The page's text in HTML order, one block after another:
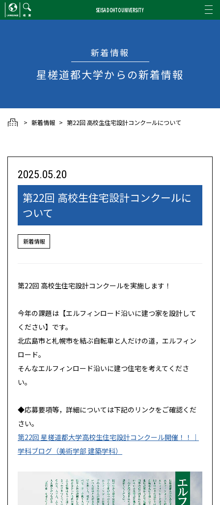
ENGLISH/CHINESE 検索
SEISA DOHTO UNIVERSITY
新着情報
星槎道都大学からの新着情報
新着情報 第22回 高校生住宅設計コンクールについて
2025.05.20
第22回 高校生住宅設計コンクールに
ついて
新着情報
第22回 高校生住宅設計コンクールを実施します！
今年の課題は 【エルフィンロード沿いに建つ家を設計して
ください】 です。
北広島市と札幌市を結ぶ自転車と人だけの道，エルフィン
ロード。
そんなエルフィンロード沿いに建つ住宅を考えてくださ
い。
◆応募要項等，詳細については下記のリンクをご確認くだ
さい。
第22回 星槎道都大学高校生住宅設計コンクール開催！！｜
学科ブログ（美術学部 建築学科）